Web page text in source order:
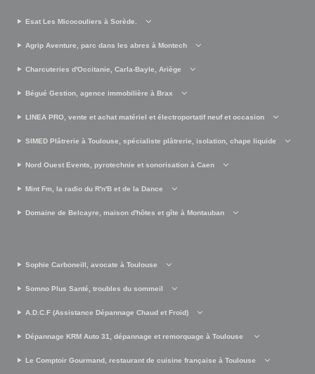
Esat Les Micocouliers à Sorède.
Agrip Aventure, parc dans les abres à Montech
Charcuteries d'Occitanie, Carla-Bayle, Ariège
Bégué Gestion, agence immobilière à Brax
LINEA PRO, vente et achat matériel et électroportatif neuf et occasion
SIMED Plâtrerie à Toulouse, spécialiste plâtrerie, isolation, chape liquide
Nord Ouest Events, pyrotechnie et sonorisation à Caen
Mint Fm, la radio du R'n'B et de la Dance
Domaine de Belcayre, maison d'hôtes et gîte à Montauban
Sophie Carboneill, avocate à Toulouse
Somno Plus Santé, troubles du sommeil
A.D.C.F (Assistance Dépannage Chaud et Froid)
Dépannage KRM Auto 31, dépannage et remorquage à Toulouse
Le Comptoir Gourmand, restaurant de cuisine française à Toulouse